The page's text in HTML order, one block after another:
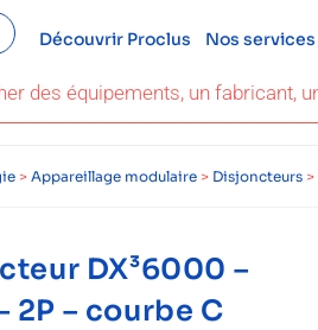
Découvrir Proclus Nos services
> Appareillage modulaire > Disjoncteurs >
DX³6000 –
2P – courbe C